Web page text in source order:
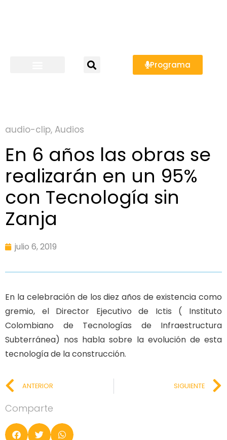
Programa
audio-clip, Audios
En 6 años las obras se
realizarán en un 95%
con Tecnología sin
Zanja
julio 6, 2019
En la celebración de los diez años de existencia como
gremio, el Director Ejecutivo de Ictis ( Instituto
Colombiano de Tecnologías de Infraestructura
Subterránea) nos habla sobre la evolución de esta
tecnología de la construcción.
ANTERIOR SIGUIENTE
Comparte